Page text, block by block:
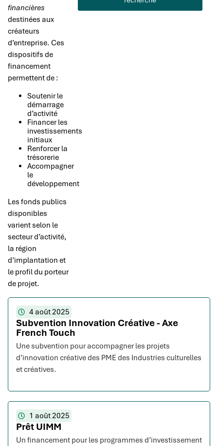
financières
destinées aux
créateurs
d’entreprise. Ces
dispositifs de
financement
permettent de :
Soutenir le
démarrage
d’activité
Financer les
investissements
initiaux
Renforcer la
trésorerie
Accompagner
le
développement
Les fonds publics
disponibles
varient selon le
secteur d’activité,
la région
d’implantation et
le profil du porteur
de projet.
4 août 2025
Subvention Innovation Créative - Axe
French Touch
Une subvention pour accompagner les projets
d’innovation créative des PME des Industries culturelles
et créatives.
1 août 2025
Prêt UIMM
Un financement pour les programmes d’investissement